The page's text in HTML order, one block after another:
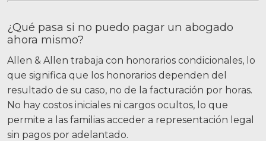
¿Qué pasa si no puedo pagar un abogado
ahora mismo?
Allen & Allen trabaja con honorarios condicionales, lo
que significa que los honorarios dependen del
resultado de su caso, no de la facturación por horas.
No hay costos iniciales ni cargos ocultos, lo que
permite a las familias acceder a representación legal
sin pagos por adelantado.